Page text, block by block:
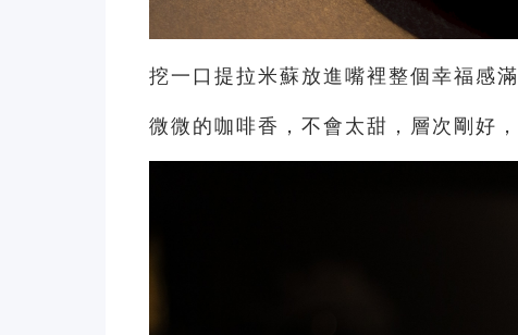
挖一口提拉米蘇放進嘴裡整個幸福感
微微的咖啡香，不會太甜，層次剛好